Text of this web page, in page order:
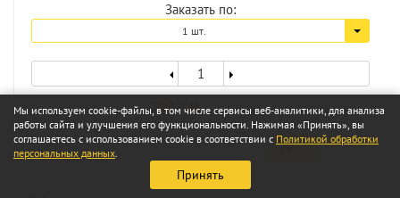
Заказать по:
1 шт.
200 a
408 a
Мы используем cookie-файлы, в том числе сервисы веб-аналитики, для анализа
работы сайта и улучшения его функциональности. Нажимая «Принять», вы
соглашаетесь с использованием cookie в соответствии с Политикой обработки
персональных данных.
Принять